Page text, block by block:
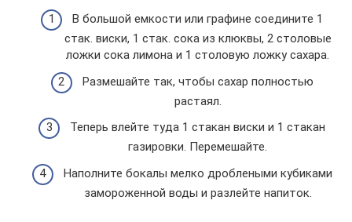
В большой емкости или графине соедините 1
стак. виски, 1 стак. сока из клюквы, 2 столовые
ложки сока лимона и 1 столовую ложку сахара.
Размешайте так, чтобы сахар полностью
растаял.
Теперь влейте туда 1 стакан виски и 1 стакан
газировки. Перемешайте.
Наполните бокалы мелко дроблеными кубиками
замороженной воды и разлейте напиток.